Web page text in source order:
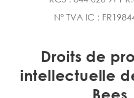
N° TVA IC :
Droits de
intellectuelle
Bees